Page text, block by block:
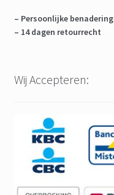
– Persoonlijke benadering
– 14 dagen retourrecht
Wij Accepteren: